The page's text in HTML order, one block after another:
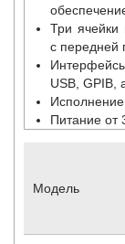
Три ячейки
с передней
USB, GPIB,
Питание от
Модель